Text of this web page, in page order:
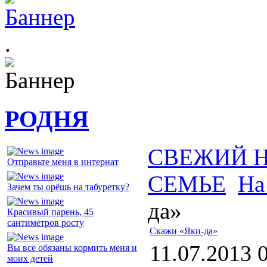
.
РОДНЯ
Отправьте меня в интернат
Зачем ты орёшь на табуретку?
Красивый парень, 45
сантиметров росту
Вы все обязаны кормить меня и
моих детей
СВЕЖИЙ
СЕМЬЕ На
да»
Скажи «Яки-да»
11.07.2013